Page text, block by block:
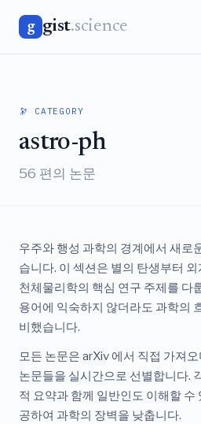
g gist.science
🔭 CATEGORY
astro-ph
56 편의 논문
우주와 행성 과학의 경계에서 새로
습니다. 이 섹션은 별의 탄생부터
천체물리학의 핵심 연구 주제를 다
용어에 익숙하지 않더라도 과학의
비했습니다.
모든 논문은 arXiv 에서 직접 가져
논문들을 실시간으로 선별합니다.
적 요약과 함께 일반인도 이해할 수
공하여 과학의 장벽을 낮춥니다.